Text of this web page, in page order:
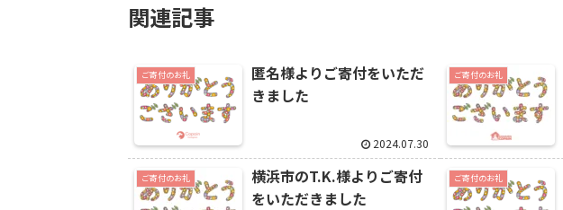
関連記事
ご寄付のお礼
匿名様よりご寄付をいただ
きました
2024.07.30
ご寄付のお礼
ご寄付のお礼
横浜市のT.K.様よりご寄付
をいただきました
ご寄付のお礼